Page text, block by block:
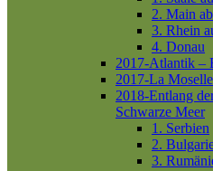
2. Main
3. Rhein
4. Donau
2017-Atlantik –
2017-La
2018-Entlang
Schwarze Meer
1. Serbien
2.
3.